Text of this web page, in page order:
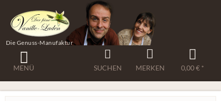
Die Genuss-Manufaktur
MENÜ SUCHEN MERKEN 0,00 € *